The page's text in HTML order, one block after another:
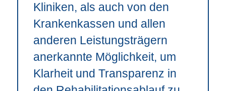
Kliniken, als auch von den
Krankenkassen und allen
anderen Leistungsträgern
anerkannte Möglichkeit, um
Klarheit und Transparenz in